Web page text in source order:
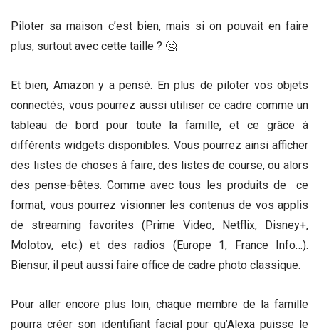
Piloter sa maison c’est bien, mais si on pouvait en faire
plus, surtout avec cette taille ? 🤔
Et bien, Amazon y a pensé. En plus de piloter vos objets
connectés, vous pourrez aussi utiliser ce cadre comme un
tableau de bord pour toute la famille, et ce grâce à
différents widgets disponibles. Vous pourrez ainsi afficher
des listes de choses à faire, des listes de course, ou alors
des pense-bêtes. Comme avec tous les produits de ce
format, vous pourrez visionner les contenus de vos applis
de streaming favorites (Prime Video, Netflix, Disney+,
Molotov, etc.) et des radios (Europe 1, France Info…).
Biensur, il peut aussi faire office de cadre photo classique.
Pour aller encore plus loin, chaque membre de la famille
pourra créer son identifiant facial pour qu’Alexa puisse le